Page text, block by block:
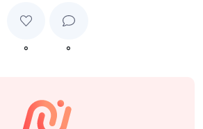
۰ ۰